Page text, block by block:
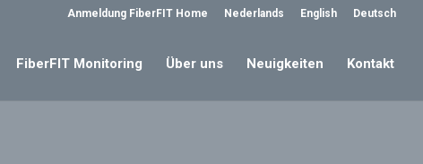
Anmeldung FiberFIT Home Nederlands English Deutsch
FiberFIT Monitoring Über uns Neuigkeiten Kontakt